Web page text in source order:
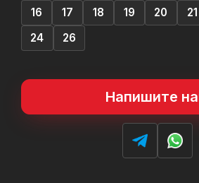
16 17 18 19 20 21
24
26
Напишите